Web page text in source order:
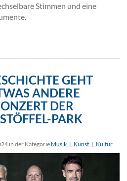
Stimmen und eine
GEHT
ANDERE
DER
PARK
in der Kategorie Musik_|_Kunst_|_Kultur